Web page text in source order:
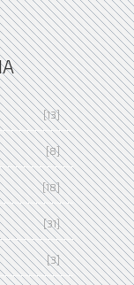
[13]
[8]
[18]
[31]
[3]